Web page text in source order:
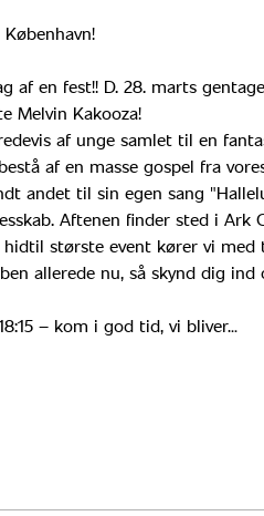
af en fest!! D. 28. marts
Melvin Kakooza!
af unge samlet til en
af en masse gospel fra
andet til sin egen sang
Aftenen finder sted i Ark
hidtil største event kører vi
allerede nu, så skynd dig
– kom i god tid, vi bliver…